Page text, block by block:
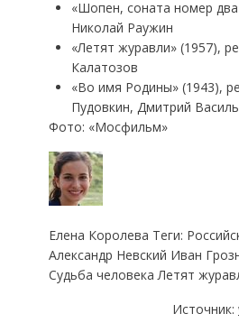
«Шопен, соната номер
Николай Раужин
«Летят журавли» (1957),
Калатозов
«Во имя Родины» (1943),
Пудовкин, Дмитрий
Фото: «Мосфильм»
Елена Королева Теги:
Александр Невский Иван
Судьба человека Летят
Источник: